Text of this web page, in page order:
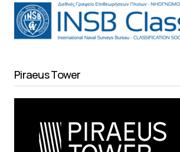
Piraeus Tower